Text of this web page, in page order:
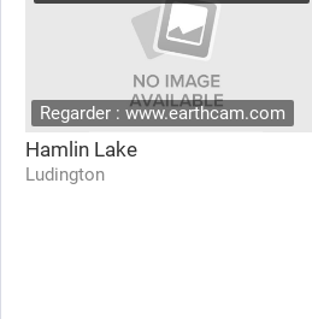
Regarder : www.earthcam.com
Hamlin Lake
Ludington